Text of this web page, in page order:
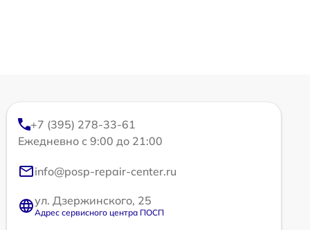
+7 (395) 278-33-61
Ежедневно с 9:00 до 21:00
info@posp-repair-center.ru
ул. Дзержинского, 25
Адрес сервисного центра ПОСП